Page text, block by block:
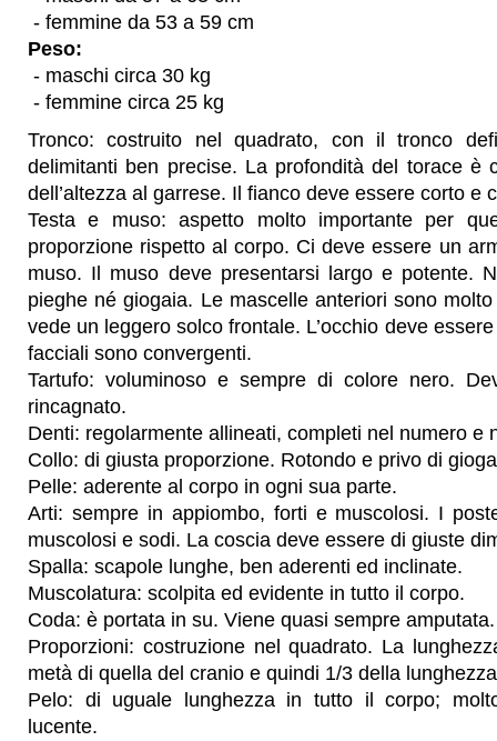
- femmine da 53 a 59 cm
Peso:
- maschi circa 30 kg
- femmine circa 25 kg
Tronco: costruito nel quadrato, con il tronco
delimitanti ben precise. La profondità del torace è
dell’altezza al garrese. Il fianco deve essere corto e
Testa e muso: aspetto molto importante per
proporzione rispetto al corpo. Ci deve essere un
muso. Il muso deve presentarsi largo e potente.
pieghe né giogaia. Le mascelle anteriori sono
vede un leggero solco frontale. L’occhio deve
facciali sono convergenti.
Tartufo: voluminoso e sempre di colore nero.
rincagnato.
Denti: regolarmente allineati, completi nel numero e
Collo: di giusta proporzione. Rotondo e privo di
Pelle: aderente al corpo in ogni sua parte.
Arti: sempre in appiombo, forti e muscolosi. I
muscolosi e sodi. La coscia deve essere di giuste
Spalla: scapole lunghe, ben aderenti ed inclinate.
Muscolatura: scolpita ed evidente in tutto il corpo.
Coda: è portata in su. Viene quasi sempre amputata.
Proporzioni: costruzione nel quadrato. La
metà di quella del cranio e quindi 1/3 della
Pelo: di uguale lunghezza in tutto il corpo;
lucente.